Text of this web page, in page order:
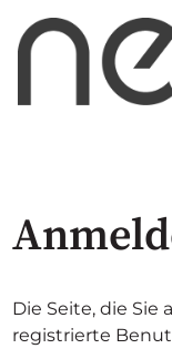
Die Seite, die
registrierte